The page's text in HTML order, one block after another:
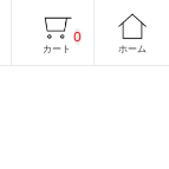
0
カート ホーム